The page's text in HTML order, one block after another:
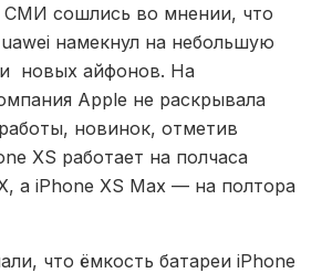
СМИ сошлись во мнении, что
намекнул на небольшую
новых айфонов. На
Apple не раскрывала
новинок, отметив
XS работает на полчаса
а iPhone XS Max — на полтора
что ёмкость батареи iPhone